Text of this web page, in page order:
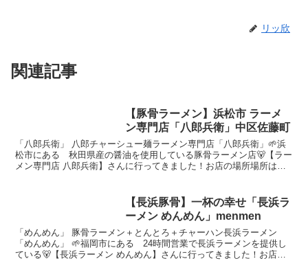
リッ欣
関連記事
【豚骨ラーメン】浜松市 ラーメ
ン専門店「八郎兵衛」中区佐藤町
「八郎兵衛」 八郎チャーシュー麺ラーメン専門店「八郎兵衛」🌱浜
松市にある 秋田県産の醤油を使用している豚骨ラーメン店🐻【ラー
メン専門店 八郎兵衛】さんに行ってきました！お店の場所場所は静
【長浜豚骨】一杯の幸せ「長浜ラ
ーメン めんめん」menmen
「めんめん」 豚骨ラーメン＋とんとろ＋チャーハン長浜ラーメン
「めんめん」 🌱福岡市にある 24時間営業で長浜ラーメンを提供し
ている🐻【長浜ラーメン めんめん】さんに行ってきました！お店の